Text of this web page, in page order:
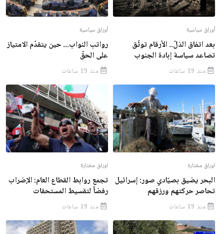
أوراق سياسية
بعد اتفاق الذلّ.. الأرقام توثّق
تصاعد سياسة إبادة الجنوب
منذ 19 ساعات
أوراق سياسية
رواتب النواب... حين يتقدّم الامتياز
على الحقّ
منذ 19 ساعات
اوراق مختارة
البحر يضيق بصيّادي صور: إسرائيل
تحاصر حركتهم ورزقهم
منذ 19 ساعات
اوراق مختارة
تجمع روابط القطاع العام: الإضراب
رفضاً لتقسيط المستحقات
منذ 19 ساعات